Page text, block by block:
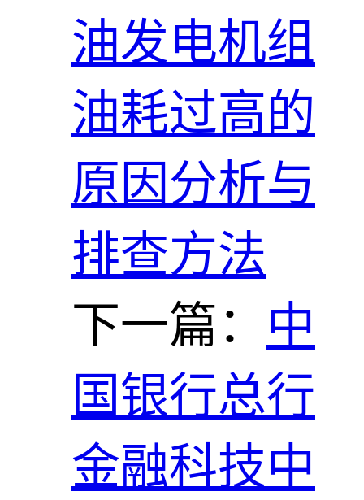
油发电机组
油耗过高的
原因分析与
排查方法
下一篇： 中
国银行总行
金融科技中